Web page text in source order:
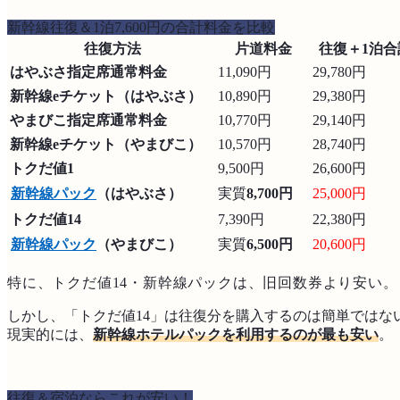
新幹線往復＆1泊7,600円の合計料金を比較
往復方法
片道料金
往復＋1泊合
はやぶさ指定席通常料金
11,090円
29,780円
新幹線eチケット（はやぶさ）
10,890円
29,380円
やまびこ指定席通常料金
10,770円
29,140円
新幹線eチケット（やまびこ）
10,570円
28,740円
トクだ値1
9,500円
26,600円
新幹線パック
（はやぶさ） 実質8,700円
25,000円
トクだ値14
7,390円
22,380円
新幹線パック
（やまびこ） 実質6,500円 20,600円
特に、トクだ値14・新幹線パックは、旧回数券より安い。
しかし、「トクだ値14」は往復分を購入するのは簡単ではな
現実的には、 新幹線ホテルパックを利用するのが最も安い。